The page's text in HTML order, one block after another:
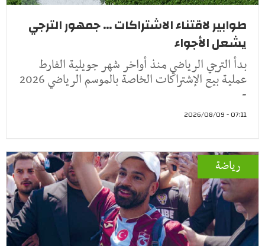
طوابير لاقتناء الاشتراكات ... جمهور الترجي
يشعل الأجواء
بدأ الترجي الرياضي منذ أواخر شهر جويلية الفارط
عملية بيع الإشتراكات الخاصة بالموسم الرياضي 2026
-
07:11 - 2026/08/09
رياضة